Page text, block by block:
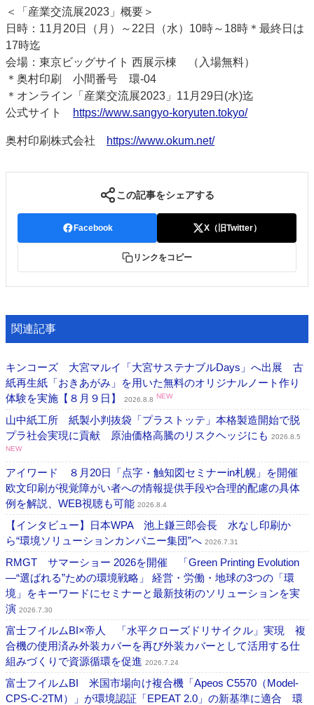
＜「産業交流展2023」概要＞
日時：11月20日（月）～22日（水）10時～18時＊最終日は
17時迄
会場：東京ビッグサイト 西展示棟 （入場無料）
＊奥村印刷 小間番号 環-04
＊オンライン「産業交流展2023」11月29日(水)迄
公式サイト
https://www.sangyo-koryuten.tokyo/
奥村印刷株式会社 https://www.okum.net/
この記事をシェアする
Facebook X（旧Twitter）
リンクをコピー
関連記事
キンコーズ 大宮マルイ「大宮サステナブルDays」へ出展 古
紙再生紙「おきあがみ」を用いた無料のオリジナルノート作り
体験を実施【８月９日】
2026.8.8 NEW
山中紙工所 紙製小判抜袋「プラストッテ」本格製造開始で脱
プラ社会実現に貢献 原油価格高騰のリスクヘッジにも 2026.8.5
NEW
アイワード ８月20日「点字・触知図セミナーin札幌」を開催
欧文印刷が視覚障がい者への情報提供手段や合理的配慮の具体
例を解説、WEB視聴も可能 2026.8.4
【インタビュー】日本WPA 池上鎌三郎会長 水なし印刷か
ら“環境ソリューションカンパニー集団”へ 2026.7.31
RMGT サマーショー 2026を開催 「Green Printing Evolution
―“選ばれる”ための環境戦略」 経営・労働・地球の3つの「環
境」をキーワードにセミナーと最新技術のソリューションを実
演 2026.7.30
富士フイルムBI×帝人 「水平クローズドリサイクル」実現 複
合機の使用済み外装カバーを再び外装カバーとして活用する仕
組みづくりで資源循環を促進 2026.7.24
富士フイルムBI 米国市場向け複合機「Apeos C5570（Model-
CPS-C-2TM）」が環境認証「EPEAT 2.0」の新基準に適合 環